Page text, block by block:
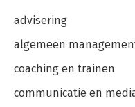
advisering
algemeen
coaching en trainen
communicatie en